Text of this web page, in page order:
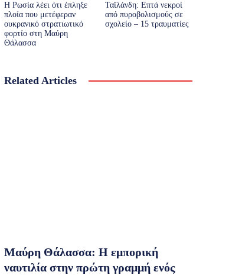
Η Ρωσία λέει ότι έπληξε
πλοία που μετέφεραν
ουκρανικό στρατιωτικό
φορτίο στη Μαύρη
Θάλασσα
Ταϊλάνδη: Επτά νεκροί
από πυροβολισμούς σε
σχολείο – 15 τραυματίες
Related Articles
Μαύρη Θάλασσα: Η εμπορική
ναυτιλία στην πρώτη γραμμή ενός